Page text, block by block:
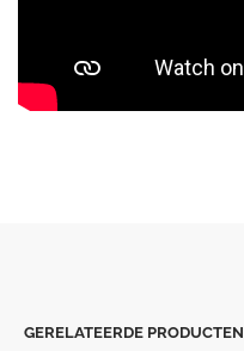
GERELATEERDE PRODUCTEN